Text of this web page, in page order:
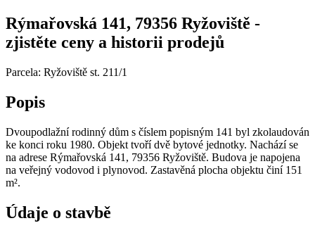
Rýmařovská 141, 79356 Ryžoviště -
zjistěte ceny a historii prodejů
Parcela: Ryžoviště st. 211/1
Popis
Dvoupodlažní rodinný dům s číslem popisným 141 byl zkolaudován
ke konci roku 1980. Objekt tvoří dvě bytové jednotky. Nachází se
na adrese Rýmařovská 141, 79356 Ryžoviště. Budova je napojena
na veřejný vodovod i plynovod. Zastavěná plocha objektu činí 151
m².
Údaje o stavbě